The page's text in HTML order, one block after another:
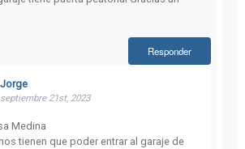
Responder
Jorge
septiembre 21st, 2023
Medina
tienen que poder entrar al garaje de